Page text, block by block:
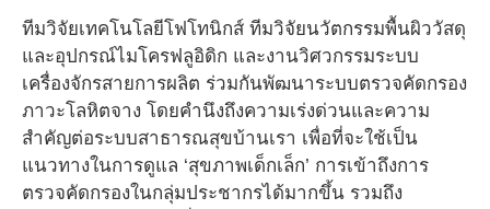
ทีมวิจัยเทคโนโลยีโฟโทนิกส์ ทีมวิจัยนวัตกรรมพื้นผิววัสดุ
และอุปกรณ์ไมโครฟลูอิดิก และงานวิศวกรรมระบบ
เครื่องจักรสายการผลิต ร่วมกันพัฒนาระบบตรวจคัดกรอง
ภาวะโลหิตจาง โดยคำนึงถึงความเร่งด่วนและความ
สำคัญต่อระบบสาธารณสุขบ้านเรา เพื่อที่จะใช้เป็น
แนวทางในการดูแล ‘สุขภาพเด็กเล็ก’ การเข้าถึงการ
ตรวจคัดกรองในกลุ่มประชากรได้มากขึ้น รวมถึง